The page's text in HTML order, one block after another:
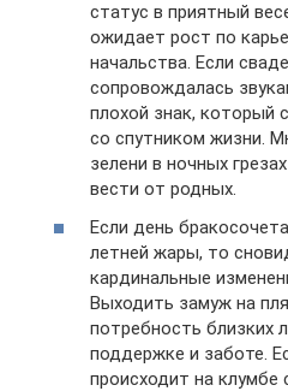
статус в приятный
ожидает рост по
начальства. Если
сопровождалась
плохой знак, который
со спутником жизни.
зелени в ночных
вести от родных.
Если день
летней жары, то
кардинальные
Выходить замуж на
потребность близких
поддержке и заботе.
происходит на